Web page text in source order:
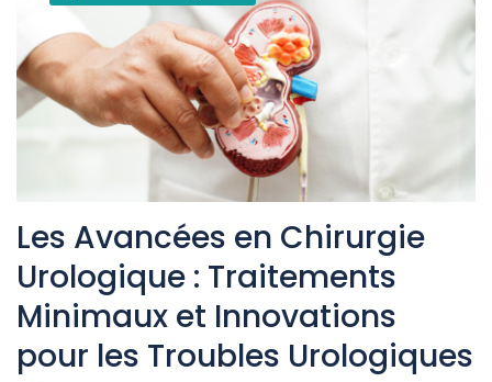
Les Avancées en Chirurgie
Urologique : Traitements
Minimaux et Innovations
pour les Troubles Urologiques